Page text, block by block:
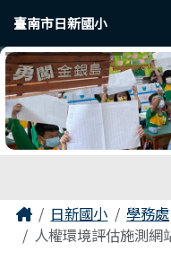
臺南市日新國小
導覽列
臺南市日新國小
主內容區域
Home日新國小 學務處
人權環境評估施測網
頁尾區域